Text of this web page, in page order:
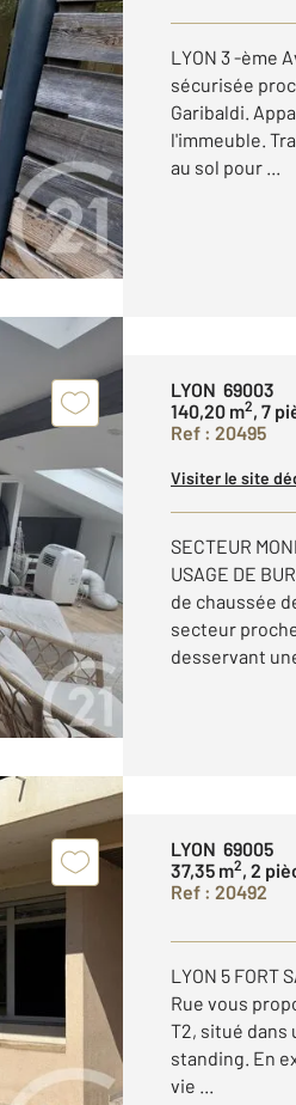
LYON 3 -ème
sécurisée
Garibaldi.
l'immeuble.
au sol pour ...
LYON 69003
140,20 m2, 7
Ref : 20495
Visiter le site
SECTEUR
USAGE DE
de chaussée
secteur
desservant
LYON 69005
37,35 m2, 2
Ref : 20492
LYON 5 FORT
Rue vous
T2, situé dans
standing. En
vie ...